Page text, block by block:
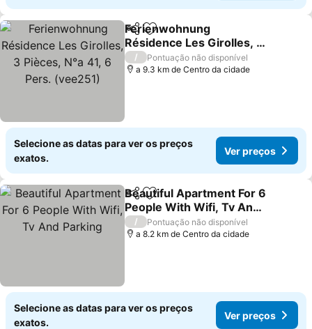
PartilharAdicionar aos favoritos
Ferienwohnung
Résidence Les Girolles, 3
Pièces, N°a 41, 6 Pers.
(vee251)
/
Pontuação não disponível
a 9.3 km de Centro da cidade
Selecione as datas para ver os preços
exatos.
Ver preços
PartilharAdicionar aos favoritos
Beautiful Apartment For 6
People With Wifi, Tv And
Parking
/
Pontuação não disponível
a 8.2 km de Centro da cidade
Selecione as datas para ver os preços
exatos.
Ver preços